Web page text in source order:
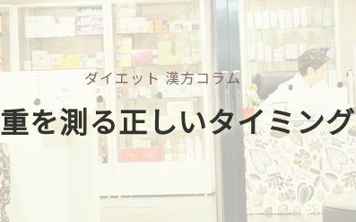
ダイエット 漢方コラム
を測る正しいタイミング